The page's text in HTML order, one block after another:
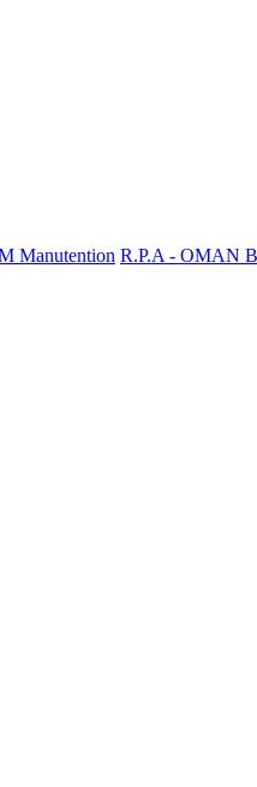
Manutention R.P.A - OMAN